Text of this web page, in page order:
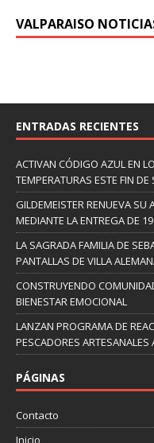
VALPARAISO
ENTRADAS RECIENTES
ACTIVAN CÓDIGO AZUL EN
TEMPERATURAS ESTE FIN DE
GILDEMEISTER RENUEVA SU
MEDIANTE LA ENTREGA DE
LA SAGRADA FAMILIA DE
PANTALLAS DE VILLA
CONSTRUYENDO
BIENESTAR EMOCIONAL
LANZAN PROGRAMA DE
PESCADORES
PÁGINAS
Contacto
Inicio